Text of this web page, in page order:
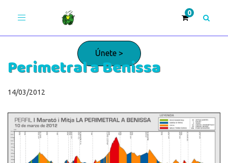
Toggle
Únete >
Perimetral a Benissa
14/03/2012